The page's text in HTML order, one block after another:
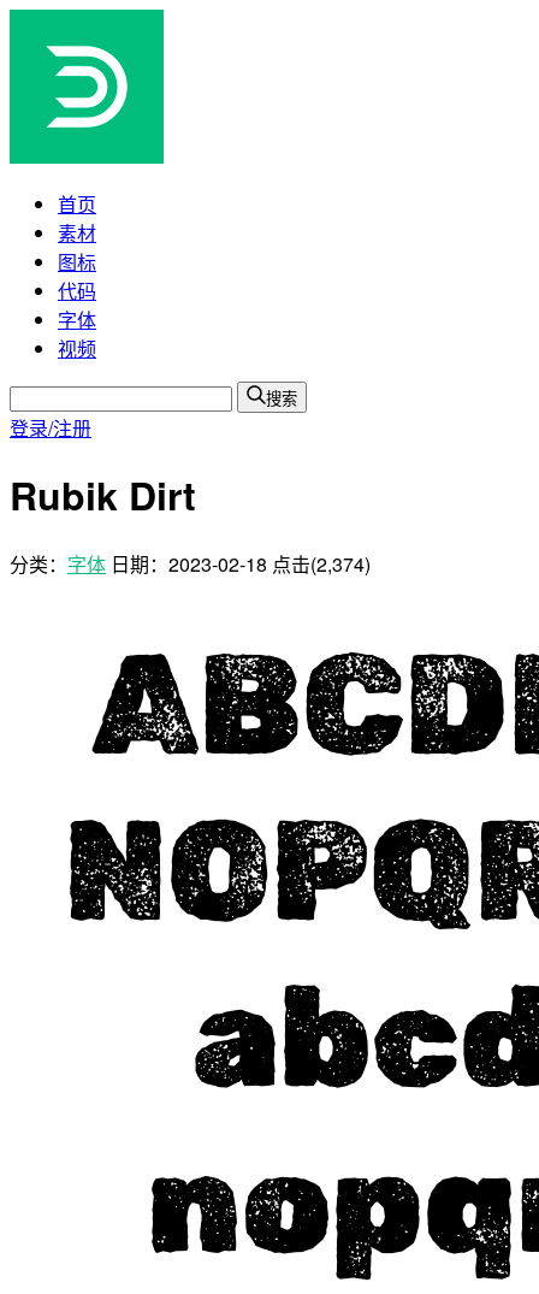
首页
素材
图标
代码
字体
视频
搜索
登录/注册
Rubik Dirt
分类： 字体 日期： 2023-02-18 点击(2,374)